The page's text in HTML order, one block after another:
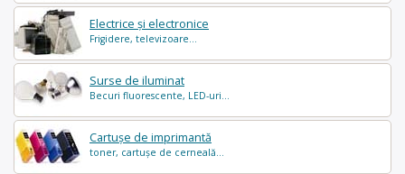
Electrice și electronice
Frigidere, televizoare...
Surse de iluminat
Becuri fluorescente, LED-uri...
Cartușe de imprimantă
toner, cartușe de cerneală...